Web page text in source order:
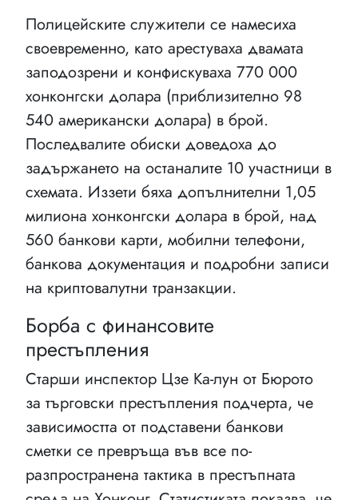
Полицейските служители се намесиха
своевременно, като арестуваха двамата
заподозрени и конфискуваха 770 000
хонконгски долара (приблизително 98
540 американски долара) в брой.
Последвалите обиски доведоха до
задържането на останалите 10 участници в
схемата. Иззети бяха допълнителни 1,05
милиона хонконгски долара в брой, над
560 банкови карти, мобилни телефони,
банкова документация и подробни записи
на криптовалутни транзакции.
Борба с финансовите
престъпления
Старши инспектор Цзе Ка-лун от Бюрото
за търговски престъпления подчерта, че
зависимостта от подставени банкови
сметки се превръща във все по-
разпространена тактика в престъпната